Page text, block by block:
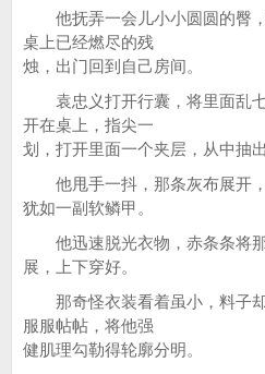
他抚弄一会儿小小圆圆的臀，
桌上已经燃尽的残
烛，出门回到自己房间。
袁忠义打开行囊，将里面乱七
开在桌上，指尖一
划，打开里面一个夹层，从中抽
他甩手一抖，那条灰布展开，
犹如一副软鳞甲。
他迅速脱光衣物，赤条条将那
展，上下穿好。
那奇怪衣装看着虽小，料子却
服服帖帖，将他强
健肌理勾勒得轮廓分明。